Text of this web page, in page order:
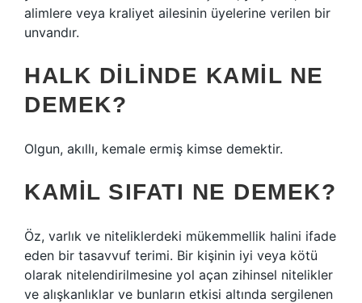
alimlere veya kraliyet ailesinin üyelerine verilen bir
unvandır.
HALK DILINDE KAMIL NE
DEMEK?
Olgun, akıllı, kemale ermiş kimse demektir.
KAMIL SIFATI NE DEMEK?
Öz, varlık ve niteliklerdeki mükemmellik halini ifade
eden bir tasavvuf terimi. Bir kişinin iyi veya kötü
olarak nitelendirilmesine yol açan zihinsel nitelikler
ve alışkanlıklar ve bunların etkisi altında sergilenen